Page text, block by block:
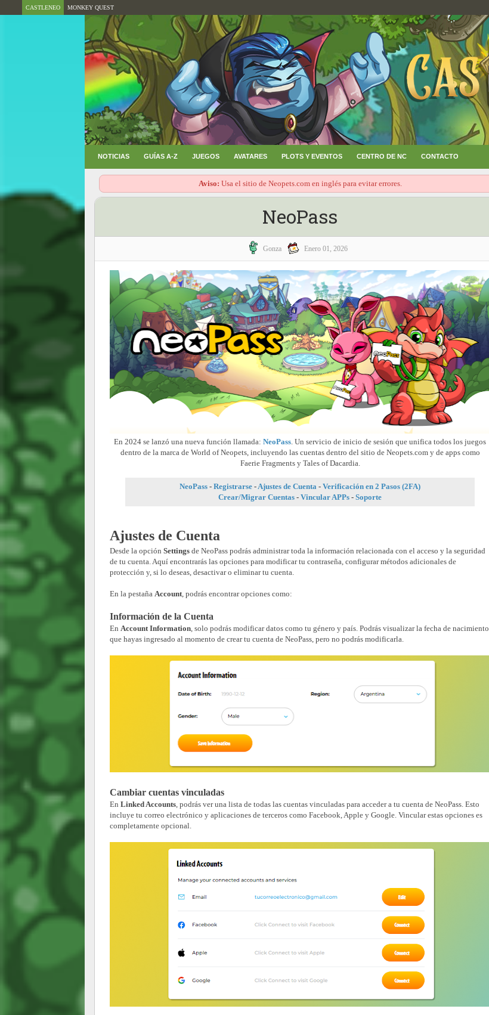
CASTLENEO MONKEY QUEST
NOTICIAS GUÍAS A-Z JUEGOS AVATARES PLOTS Y EVENTOS CENTRO DE NC CONTACTO
Aviso: Usa el sitio de Neopets.com en inglés para evitar errores.
NeoPass
Gonza Enero 01, 2026
En 2024 se lanzó una nueva función llamada:NeoPass. Un servicio de inicio de sesión que unifica todos los juegos
dentro de la marca de World of Neopets, incluyendo las cuentas dentro del sitio de Neopets.com y de apps como
Faerie Fragments y Tales of Dacardia.
NeoPass -Registrarse -Ajustes de Cuenta -Verificación en 2 Pasos (2FA)
Crear/Migrar Cuentas -Vincular APPs -Soporte
Ajustes de Cuenta
Desde la opción Settings de NeoPass podrás administrar toda la información relacionada con el acceso y la seguridad
de tu cuenta. Aquí encontrarás las opciones para modificar tu contraseña, configurar métodos adicionales de
protección y, si lo deseas, desactivar o eliminar tu cuenta.
En la pestaña Account, podrás encontrar opciones como:
Información de la Cuenta
En Account Information, solo podrás modificar datos como tu género y país. Podrás visualizar la fecha de nacimiento
que hayas ingresado al momento de crear tu cuenta de NeoPass, pero no podrás modificarla.
Cambiar cuentas vinculadas
En Linked Accounts, podrás ver una lista de todas las cuentas vinculadas para acceder a tu cuenta de NeoPass. Esto
incluye tu correo electrónico y aplicaciones de terceros como Facebook, Apple y Google. Vincular estas opciones es
completamente opcional.